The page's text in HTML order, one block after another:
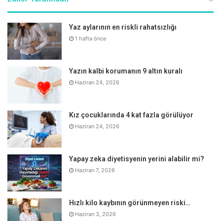
UYARI!
Hekimus.com sitesinde yer alan yazı, haber, makale, video, yorum ve tüm
sağlık ve tıbbi bilgiler sadece genel bilgilendirme gayesindedir.
Sitede yer alan bu bilgiler hiçbir zaman doktor'un yerini tutamaz, doktor
muayenesi ve tedavisi yerine kullanılamaz, kişisel teşhis ve tedavi
yönteminin seçimi için değerlendirilemez.
Hekimus.com'da yer alan bilgiler sadece bilgilendirme amaçlıdır.
Sağlığınızla ilgili durumlarda lütfen uzman bir doktora danışınız.
Hekimus.com, uzman bir doktora danışılmadan yapılan herhangi bir
uygulamadan doğabilecek zarardan sorumlu tutulamaz. Sitemizi ziyaret
eden, yorum yapan ve doktorlara soru gönderen kişiler, bu uyarıları kabul
etmiş sayılacaktır.
Etiketler bagısıklık sistemi d vitamini
kalp hastaliklari
kalsiyum kaynagi
Yaz aylarının en riskli rahatsızlığı
1 hafta önce
Yazın kalbi korumanın 9 altın kuralı
Haziran 24, 2026
Kız çocuklarında 4 kat fazla görülüyor
Haziran 24, 2026
Yapay zeka diyetisyenin yerini alabilir mi?
Haziran 7, 2026
Hızlı kilo kaybının görünmeyen riski…
Haziran 3, 2026